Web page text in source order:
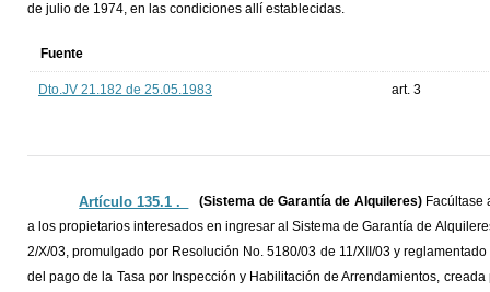
de julio de 1974, en las condiciones allí establecidas.
Fuente
Dto.JV 21.182 de 25.05.1983 art. 3
Artículo 135.1 ._ (Sistema de Garantía de Alquileres)Facúltase
a los propietarios interesados en ingresar al Sistema de Garantía de
2/X/03, promulgado por Resolución No. 5180/03 de 11/XII/03 y
del pago de la Tasa por Inspección y Habilitación de Arrendamientos,